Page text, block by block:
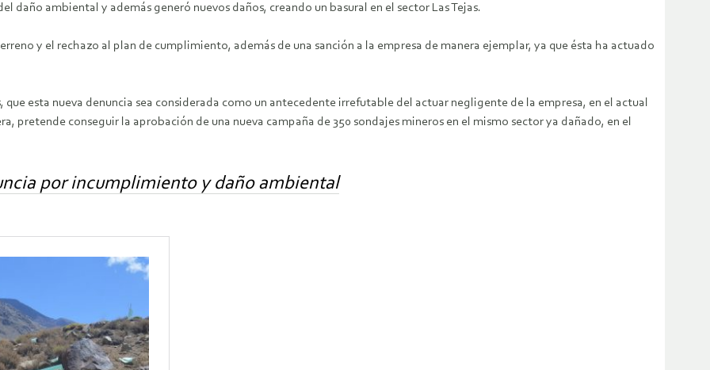
daño ambiental y además generó nuevos daños, creando un basural en el sector Las Tejas.
y el rechazo al plan de cumplimiento, además de una sanción a la empresa de manera ejemplar, ya que ésta ha actuado
esta nueva denuncia sea considerada como un antecedente irrefutable del actuar negligente de la empresa, en el actual
pretende conseguir la aprobación de una nueva campaña de 350 sondajes mineros en el mismo sector ya dañado, en el
por incumplimiento y daño ambiental